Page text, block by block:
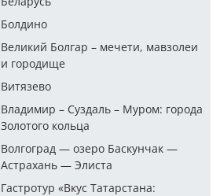
Болдино
Великий Болгар – мечети, мавзолеи
и городище
Витязево
Владимир – Суздаль – Муром: города
Золотого кольца
Волгоград — озеро Баскунчак —
Астрахань — Элиста
Гастротур «Вкус Татарстана: